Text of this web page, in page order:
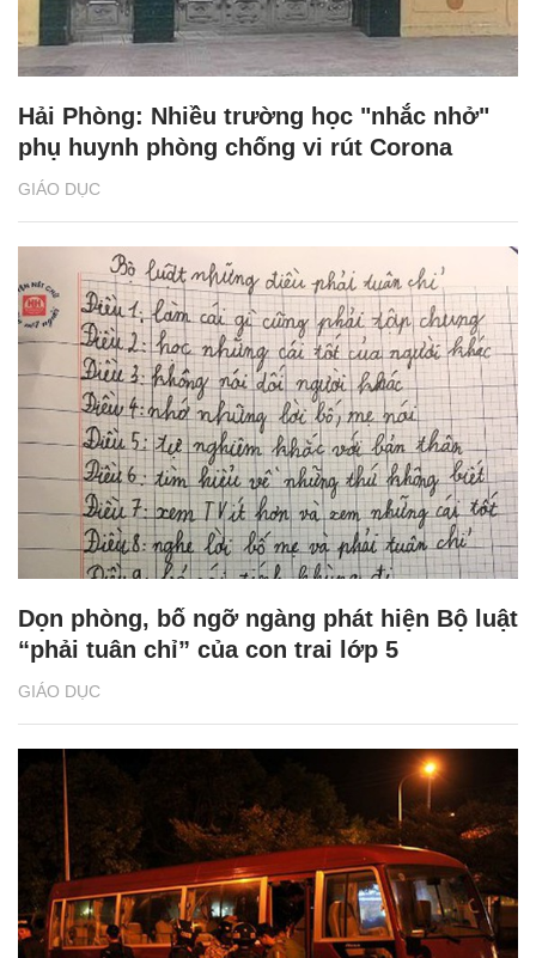
GIÁO DỤC
Hải Phòng: Nhiều trường học "nhắc nhở"
phụ huynh phòng chống vi rút Corona
GIÁO DỤC
Dọn phòng, bố ngỡ ngàng phát hiện Bộ luật
“phải tuân chỉ” của con trai lớp 5